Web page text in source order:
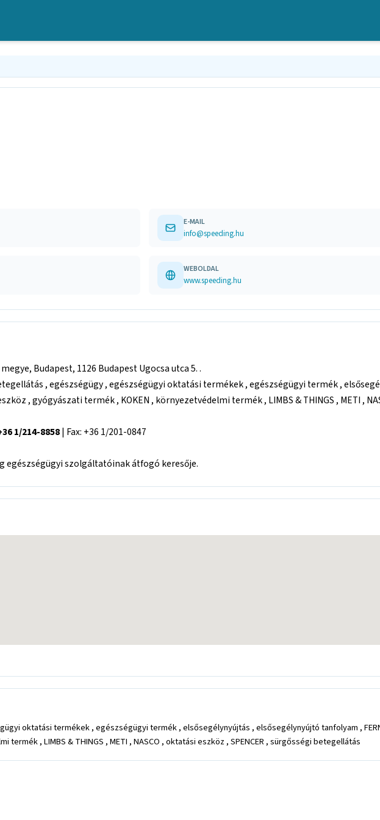
E-MAIL
info@speeding.hu
WEBOLDAL
www.speeding.hu
Budapest, 1126 Budapest Ugocsa utca 5. .
, egészségügy , egészségügyi oktatási termékek , egészségügyi termék ,
, gyógyászati termék , KOKEN , környezetvédelmi termék , LIMBS & THINGS , METI ,
1/214-8858| Fax: +36 1/201-0847
egészségügyi szolgáltatóinak átfogó keresője.
oktatási termékek , egészségügyi termék , elsősegélynyújtás , elsősegélynyújtó tanfolyam ,
, LIMBS & THINGS , METI , NASCO , oktatási eszköz , SPENCER , sürgősségi betegellátás